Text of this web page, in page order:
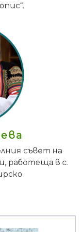
съвет на
работеща в с.